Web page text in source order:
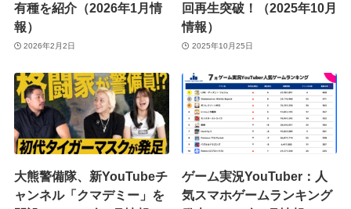
有種を紹介（2026年1月情
報）
2026年2月2日
回再生突破！（2025年10月
情報）
2025年10月25日
大熊警備隊、新YouTubeチ
ャンネル「クマデミー」を
ゲーム実況YouTuber：人
気スマホゲームランキング